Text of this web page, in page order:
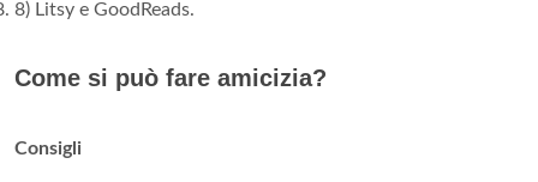
8) Litsy e GoodReads.
Come si può fare amicizia?
Consigli